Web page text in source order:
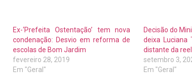
Ex-‘Prefeita Ostentação’ tem nova
condenação: Desvio em reforma de
escolas de Bom Jardim
fevereiro 28, 2019
Em "Geral"
Decisão do
deixa Luciana
distante da
setembro 3,
Em "Geral"